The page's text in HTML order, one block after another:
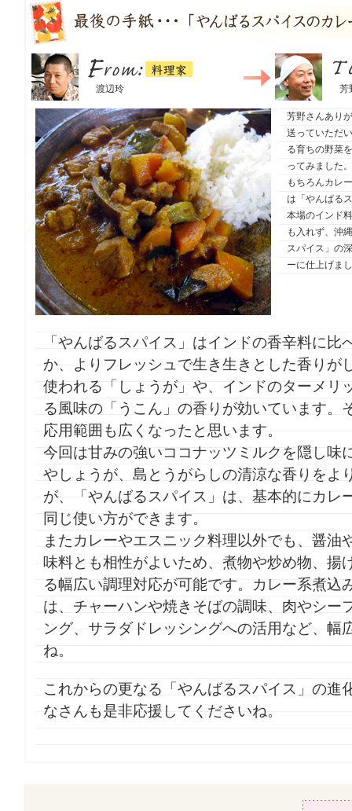
From：
渡辺玲 To：
芳
芳野さんあり
送っていただ
る育ちの野菜
ってみました。
もちろんカレ
は「やんばる
本場のインド
も入れず、沖
スパイス」の
ーに仕上げま
「やんばるスパイス」はインドの香辛料に比
か、よりフレッシュで生き生きとした香りが
使われる「しょうが」や、インドのターメリ
る風味の「うこん」の香りが効いています。
応用範囲も広くなったと思います。
今回は甘みの強いココナッツミルクを隠し味
やしょうが、島とうがらしの清涼な香りをよ
が、「やんばるスパイス」は、基本的にカレ
同じ使い方ができます。
またカレーやエスニック料理以外でも、醤油
味料とも相性がよいため、煮物や炒め物、揚
る幅広い調理対応が可能です。カレー系煮込
は、チャーハンや焼きそばの調味、肉やシー
ング、サラダドレッシングへの活用など、幅
ね。
これからの更なる「やんばるスパイス」の進
なさんも是非応援してくださいね。